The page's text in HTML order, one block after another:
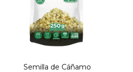
Semilla de Cáñamo